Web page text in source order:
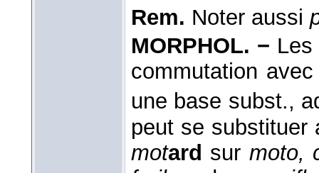
Rem. Noter aussi
MORPHOL. −
commutation
une base subst.,
peut se substituer
motard sur moto,